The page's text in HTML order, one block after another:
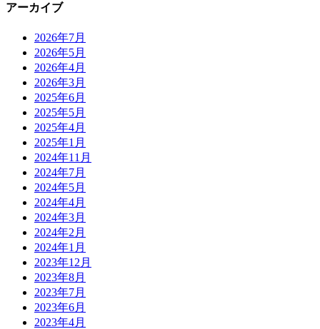
アーカイブ
2026年7月
2026年5月
2026年4月
2026年3月
2025年6月
2025年5月
2025年4月
2025年1月
2024年11月
2024年7月
2024年5月
2024年4月
2024年3月
2024年2月
2024年1月
2023年12月
2023年8月
2023年7月
2023年6月
2023年4月